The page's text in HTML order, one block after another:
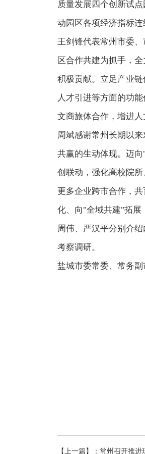
质量发展四个创新试
动园区各项经济指标
王剑锋代表常州市委
区合作共建为抓手，
积极贡献。立足产业
人才引进等方面的功
文商旅体合作，增进
周斌感谢常州长期以
共赢的生动体现。迈
创联动，强化高校院
更多企业跨市合作，
化、向"全域共建"拓展
周伟、严汉平分别介
考察调研。
盐城市委常委、常务
【上一篇】： 常州召开推进